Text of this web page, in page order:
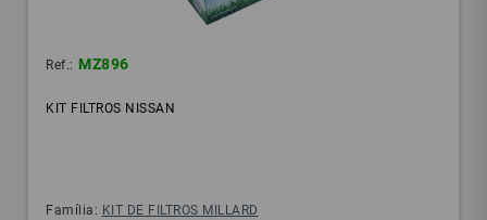
Ref.: MZ896
KIT FILTROS NISSAN
Família: KIT DE FILTROS MILLARD